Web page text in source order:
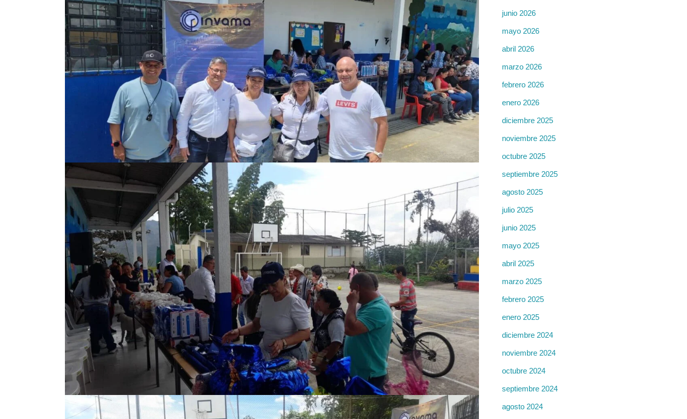
junio 2026
mayo 2026
abril 2026
marzo 2026
febrero 2026
enero 2026
diciembre 2025
noviembre 2025
octubre 2025
septiembre 2025
agosto 2025
julio 2025
junio 2025
mayo 2025
abril 2025
marzo 2025
febrero 2025
enero 2025
diciembre 2024
noviembre 2024
octubre 2024
septiembre 2024
agosto 2024